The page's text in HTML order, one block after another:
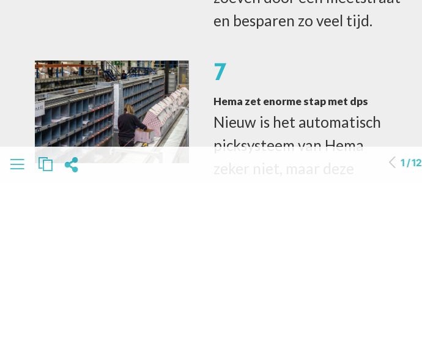
en besparen zo veel tijd.
7
Hema zet enorme stap met dps
Nieuw is het automatisch
picksysteem van Hema
1 / 12